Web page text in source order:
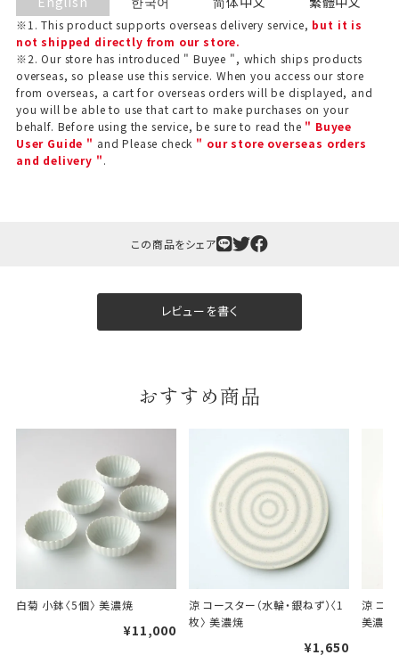
ギフト包装について
包装紙は2種類あります。
A.一般的なギフトに使用する包装紙です。
B.婚礼や出産、長寿祝などに使用する包装紙です。
一般的なギフト包装
婚礼や出産などのギフト
包装
のし・包装体裁により、紐（ひも）掛けしない場合が
あります。
天掛け包装について
※1. This product supports overseas delivery service, but it is
not shipped directly from our store.
※2. Our store has introduced " Buyee ", which ships products
overseas, so please use this service. When you access our store
from overseas, a cart for overseas orders will be displayed, and
you will be able to use that cart to make purchases on your
behalf. Before using the service, be sure to read the " Buyee
User Guide " and Please check " our store overseas orders
and delivery ".
この商品をシェア
レビューを書く
おすすめ商品
白菊 小鉢〈5個〉 美濃焼
¥11,000
涼 コースター（水輪・銀ねず）〈1
枚〉 美濃焼
¥1,650
涼 コー
美濃焼